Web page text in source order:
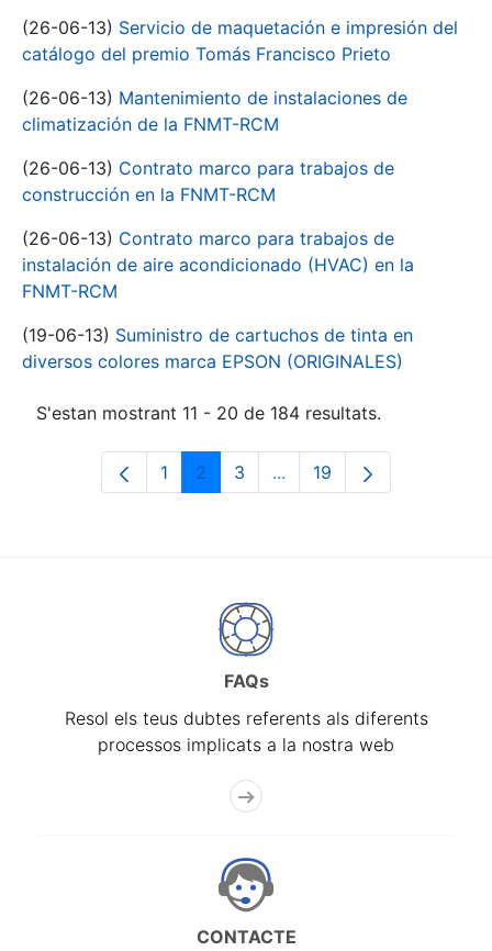
(26-06-13) Servicio de maquetación e impresión del
catálogo del premio Tomás Francisco Prieto
(26-06-13) Mantenimiento de instalaciones de
climatización de la FNMT-RCM
(26-06-13) Contrato marco para trabajos de
construcción en la FNMT-RCM
(26-06-13) Contrato marco para trabajos de
instalación de aire acondicionado (HVAC) en la
FNMT-RCM
(19-06-13) Suministro de cartuchos de tinta en
diversos colores marca EPSON (ORIGINALES)
S'estan mostrant 11 - 20 de 184 resultats.
Pàgina
1 Pàgina
2 Pàgina
3 ...Pàgines intermèdies
Pàgina
19
FAQs
Resol els teus dubtes referents als diferents
processos implicats a la nostra web
CONTACTE